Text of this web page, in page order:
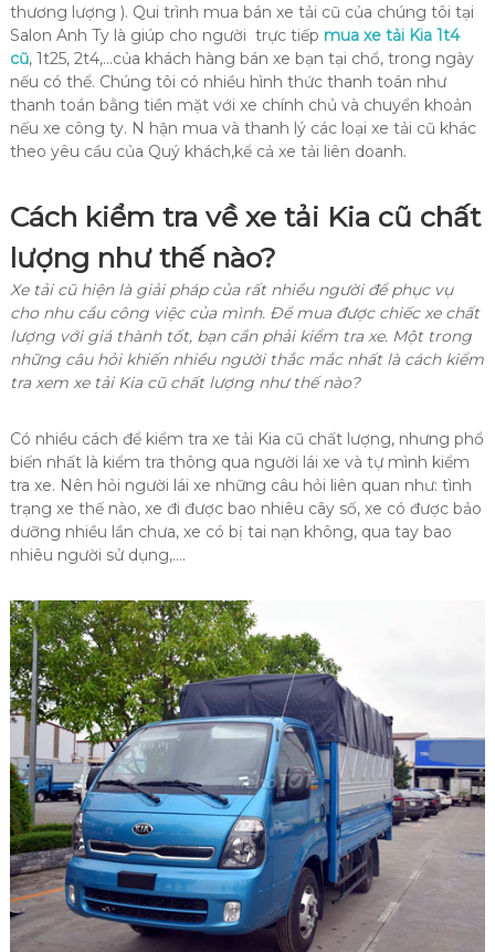
thương lượng ). Qui trình mua bán xe tải cũ của chúng tôi tại
Salon Anh Ty là giúp cho người trực tiếp mua xe tải Kia 1t4
cũ, 1t25, 2t4,…của khách hàng bán xe bạn tại chổ, trong ngày
nếu có thể. Chúng tôi có nhiều hình thức thanh toán như
thanh toán bằng tiền mặt với xe chính chủ và chuyển khoản
nếu xe công ty. N hận mua và thanh lý các loại xe tải cũ khác
theo yêu cầu của Quý khách,kể cả xe tải liên doanh.
Cách kiểm tra về xe tải Kia cũ chất
lượng như thế nào?
Xe tải cũ hiện là giải pháp của rất nhiều người để phục vụ
cho nhu cầu công việc của mình. Để mua được chiếc xe chất
lượng với giá thành tốt, bạn cần phải kiểm tra xe. Một trong
những câu hỏi khiến nhiều người thắc mắc nhất là cách kiểm
tra xem xe tải Kia cũ chất lượng như thế nào?
Có nhiều cách để kiểm tra xe tải Kia cũ chất lượng, nhưng phổ
biến nhất là kiểm tra thông qua người lái xe và tự mình kiểm
tra xe. Nên hỏi người lái xe những câu hỏi liên quan như: tình
trạng xe thế nào, xe đi được bao nhiêu cây số, xe có được bảo
dưỡng nhiều lần chưa, xe có bị tai nạn không, qua tay bao
nhiêu người sử dụng,….